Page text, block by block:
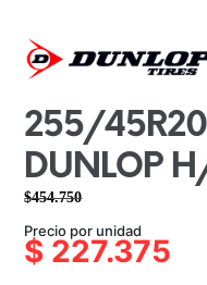
255/
DUNLOP
$454.750
precio
original
precio
actual
Precio por unidad
$ 227.375